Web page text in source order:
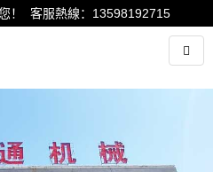
！ 客服熱線：13598192715